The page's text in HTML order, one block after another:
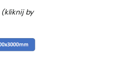
(kliknij by